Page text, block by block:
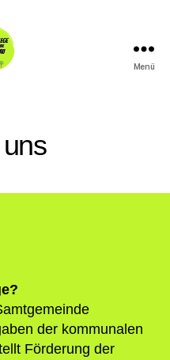
Menü
der kommunalen
Förderung der